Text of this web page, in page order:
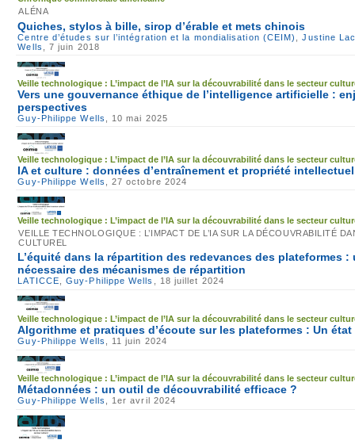
ALÉNA
Quiches, stylos à bille, sirop d’érable et mets chinois
Centre d’études sur l’intégration et la mondialisation (CEIM) ,Justine
Wells
, 7 juin 2018
Veille technologique : L’impact de l’IA sur la découvrabilité dans le secteur
Vers une gouvernance éthique de l’intelligence artificielle :
perspectives
Guy-Philippe Wells , 10 mai 2025
Veille technologique : L’impact de l’IA sur la découvrabilité dans le secteur
IA et culture : données d’entraînement et propriété
Guy-Philippe Wells , 27 octobre 2024
Veille technologique : L’impact de l’IA sur la découvrabilité dans le secteur
VEILLE TECHNOLOGIQUE : L’IMPACT DE L’IA SUR LA DÉCOUVRABILITÉ
CULTUREL
L’équité dans la répartition des redevances des plateformes :
nécessaire des mécanismes de répartition
LATICCE ,Guy-Philippe Wells , 18 juillet 2024
Veille technologique : L’impact de l’IA sur la découvrabilité dans le secteur
Algorithme et pratiques d’écoute sur les plateformes : Un
Guy-Philippe Wells , 11 juin 2024
Veille technologique : L’impact de l’IA sur la découvrabilité dans le secteur
Métadonnées : un outil de découvrabilité efficace ?
Guy-Philippe Wells , 1er avril 2024